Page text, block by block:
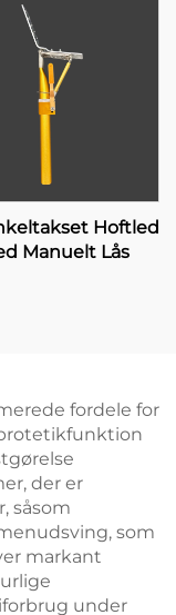
Hoftled
Manuelt Lås
fordele for
der er
såsom
som
markant
under